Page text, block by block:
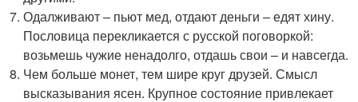
Одалживают – пьют мед, отдают деньги – едят хину.
Пословица перекликается с русской поговоркой:
возьмешь чужие ненадолго, отдашь свои – и навсегда.
Чем больше монет, тем шире круг друзей. Смысл
высказывания ясен. Крупное состояние привлекает